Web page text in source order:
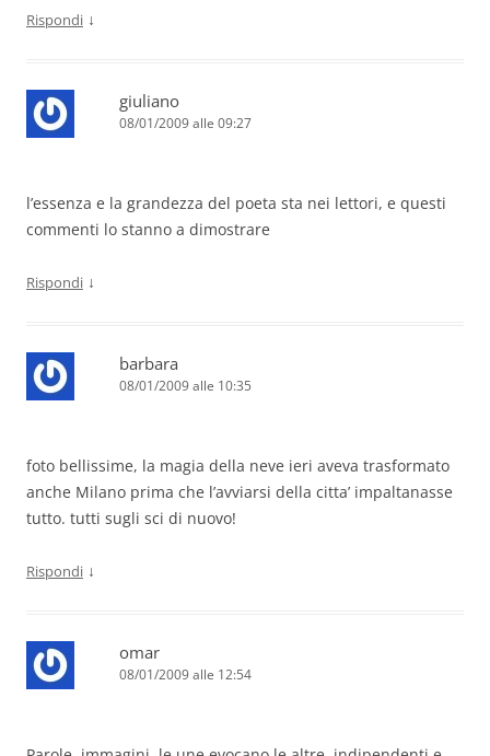
Rispondi ↓
giuliano
08/01/2009 alle 09:27
l’essenza e la grandezza del poeta sta nei lettori, e questi
commenti lo stanno a dimostrare
Rispondi ↓
barbara
08/01/2009 alle 10:35
foto bellissime, la magia della neve ieri aveva trasformato
anche Milano prima che l’avviarsi della citta’ impaltanasse
tutto. tutti sugli sci di nuovo!
Rispondi ↓
omar
08/01/2009 alle 12:54